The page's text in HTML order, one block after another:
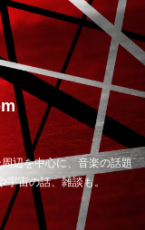
辺を中心に、音楽の話題
宙の話、雑談も。